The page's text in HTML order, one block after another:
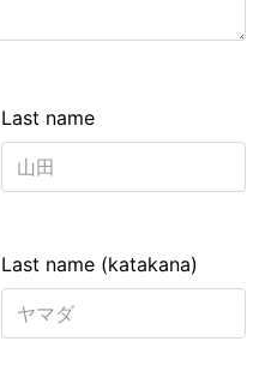
Last name
Last name (katakana)